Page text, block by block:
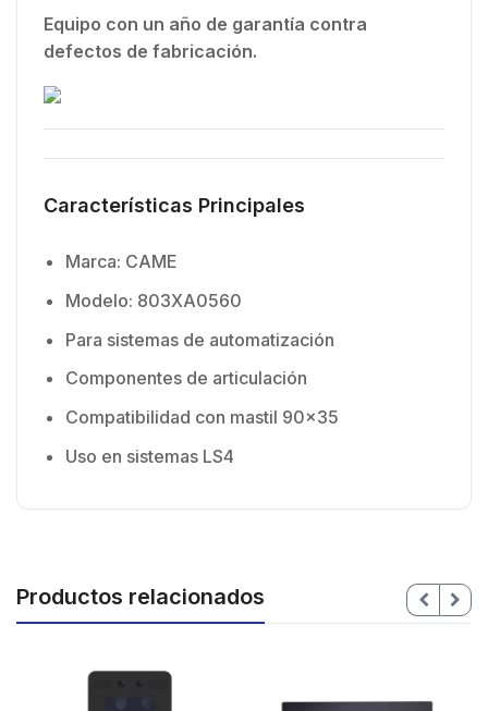
Equipo con un año de garantía contra
defectos de fabricación.
Características Principales
Marca: CAME
Modelo: 803XA0560
Para sistemas de automatización
Componentes de articulación
Compatibilidad con mastil 90×35
Uso en sistemas LS4
Productos relacionados